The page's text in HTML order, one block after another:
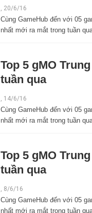
, 20/6/16
Cùng GameHub đến với 05
nhất mới ra mắt trong tuần
Top 5 gMO
tuần qua
, 14/6/16
Cùng GameHub đến với 05
nhất mới ra mắt trong tuần
Top 5 gMO
tuần qua
, 8/6/16
Cùng GameHub đến với 05
nhất mới ra mắt trong tuần